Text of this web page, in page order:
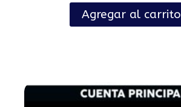
Agregar al carrito